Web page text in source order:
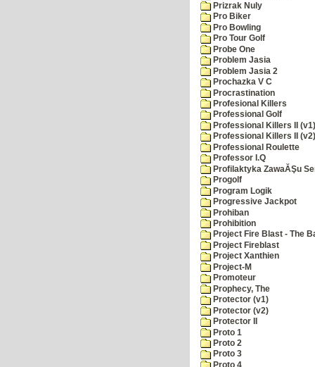
Prizrak Nuly
Pro Biker
Pro Bowling
Pro Tour Golf
Probe One
Problem Jasia
Problem Jasia 2
Prochazka V C
Procrastination
Profesional Killers
Professional Golf
Professional Killers II (v1)
Professional Killers II (v2)
Professional Roulette
Professor I.Q
Profilaktyka ZawaĂŞu
Progolf
Program Logik
Progressive Jackpot
Prohiban
Prohibition
Project Fire Blast - The
Project Fireblast
Project Xanthien
Project-M
Promoteur
Prophecy, The
Protector (v1)
Protector (v2)
Protector II
Proto 1
Proto 2
Proto 3
Proto 4